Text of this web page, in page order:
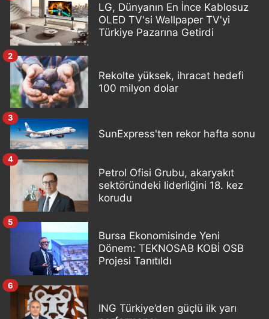
LG, Dünyanın En İnce Kablosuz
OLED TV'si Wallpaper TV'yi
Türkiye Pazarına Getirdi
Rekolte yüksek, ihracat hedefi
100 milyon dolar
2
SunExpress'ten rekor hafta sonu
3
Petrol Ofisi Grubu, akaryakıt
sektöründeki liderliğini 18. kez
korudu
4
Bursa Ekonomisinde Yeni
Dönem: TEKNOSAB KOBİ OSB
Projesi Tanıtıldı
5
ING Türkiye’den güçlü ilk yarı
6